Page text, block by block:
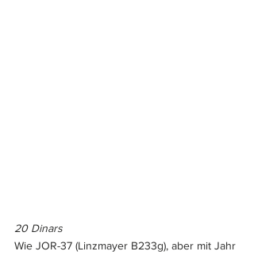
20 Dinars
Wie JOR-37 (Linzmayer B233g), aber mit Jahr